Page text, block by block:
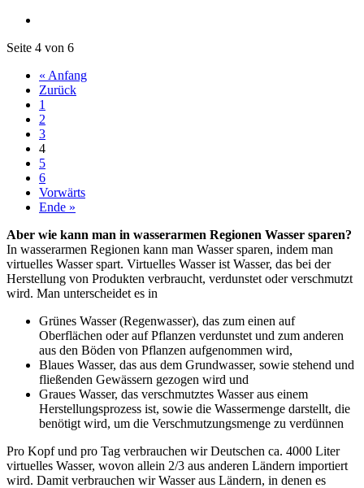
Seite 4 von 6
« Anfang
Zurück
1
2
3
4
5
6
Vorwärts
Ende »
Aber wie kann man in wasserarmen Regionen Wasser sparen?
In wasserarmen Regionen kann man Wasser sparen, indem man
virtuelles Wasser spart. Virtuelles Wasser ist Wasser, das bei der
Herstellung von Produkten verbraucht, verdunstet oder verschmutzt
wird. Man unterscheidet es in
Grünes Wasser (Regenwasser), das zum einen auf
Oberflächen oder auf Pflanzen verdunstet und zum anderen
aus den Böden von Pflanzen aufgenommen wird,
Blaues Wasser, das aus dem Grundwasser, sowie stehend und
fließenden Gewässern gezogen wird und
Graues Wasser, das verschmutztes Wasser aus einem
Herstellungsprozess ist, sowie die Wassermenge darstellt, die
benötigt wird, um die Verschmutzungsmenge zu verdünnen
Pro Kopf und pro Tag verbrauchen wir Deutschen ca. 4000 Liter
virtuelles Wasser, wovon allein 2/3 aus anderen Ländern importiert
wird. Damit verbrauchen wir Wasser aus Ländern, in denen es